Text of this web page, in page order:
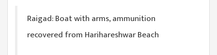
Raigad: Boat with arms, ammunition
recovered from Harihareshwar Beach